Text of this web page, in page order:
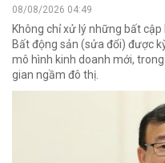
08/08/2026 04:49
Không chỉ xử lý những bất
Bất động sản (sửa đổi) được
mô hình kinh doanh mới,
gian ngầm đô thị.